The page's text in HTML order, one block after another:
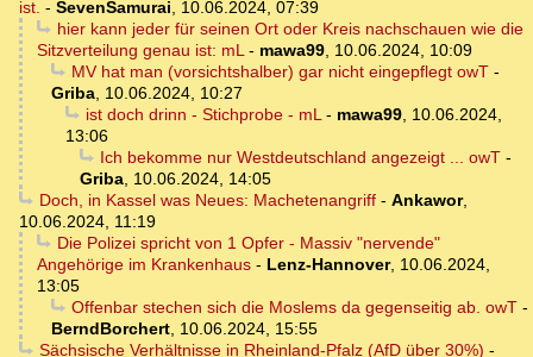
ist. - SevenSamurai, 10.06.2024, 07:39
hier kann jeder für seinen Ort oder Kreis nachschauen wie die
Sitzverteilung genau ist: mL- mawa99, 10.06.2024, 10:09
MV hat man (vorsichtshalber) gar nicht eingepflegt owT-
Griba, 10.06.2024, 10:27
ist doch drinn - Stichprobe - mL- mawa99, 10.06.2024,
13:06
Ich bekomme nur Westdeutschland angezeigt ... owT-
Griba, 10.06.2024, 14:05
Doch, in Kassel was Neues: Machetenangriff- Ankawor,
10.06.2024, 11:19
Die Polizei spricht von 1 Opfer - Massiv "nervende"
Angehörige im Krankenhaus - Lenz-Hannover, 10.06.2024,
13:05
Offenbar stechen sich die Moslems da gegenseitig ab. owT-
BerndBorchert, 10.06.2024, 15:55
Sächsische Verhältnisse in Rheinland-Pfalz (AfD über 30%) -